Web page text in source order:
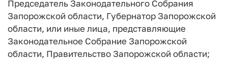
Председатель Законодательного Собрания
Запорожской области, Губернатор Запорожской
области, или иные лица, представляющие
Законодательное Собрание Запорожской
области, Правительство Запорожской области;